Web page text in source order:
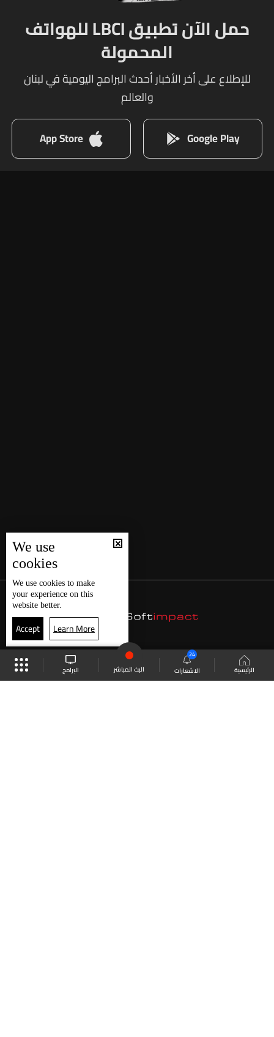
الرئيسية الاشعارات
24
البث المباشر البرامج
حمل الآن تطبيق LBCI للهواتف
المحمولة
للإطلاع على أخر الأخبار أحدث البرامج اليومية في لبنان
والعالم
Google Play
App Store
We use
cookies
We use cookies to make
your experience on this
website better.
Accept Learn More
موقع البرامج الجدول البث المباشر